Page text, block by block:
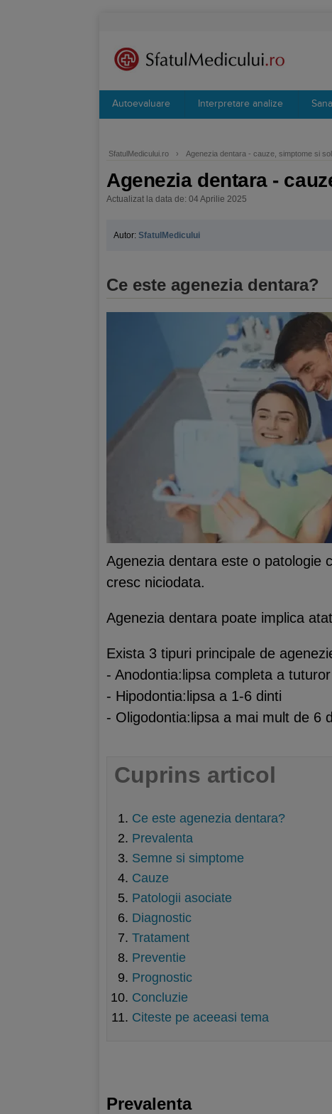
Autoevaluare Interpretare analize
SfatulMedicului.ro › Agenezia dentara - cauze, simptome si
Agenezia dentara -
Actualizat la data de: 04 Aprilie 2025
Autor: SfatulMedicului
Ce este agenezia dentara?
Agenezia dentara este o patologie
cresc niciodata.
Agenezia dentara poate implica
Exista 3 tipuri principale de
- Anodontia:lipsa completa a
- Hipodontia:lipsa a 1-6 dinti
- Oligodontia:lipsa a mai mult de 6
Cuprins articol
Ce este agenezia dentara?
Prevalenta
Semne si simptome
Cauze
Patologii asociate
Diagnostic
Tratament
Preventie
Prognostic
Concluzie
Citeste pe aceeasi tema
Prevalenta